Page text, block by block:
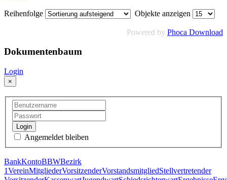
Reihenfolge Objekte anzeigen
Powered by Phoca Download
Dokumentenbaum
Login
×
Login
Angemeldet bleiben
BankKontoBBWBezirk
1VereinMitgliederVorsitzenderVorstandsmitgliedStellvertretender